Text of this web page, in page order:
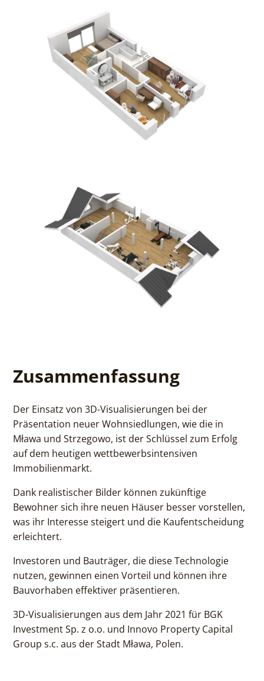
Zusammenfassung
Der Einsatz von 3D-Visualisierungen bei der
Präsentation neuer Wohnsiedlungen, wie die in
Mława und Strzegowo, ist der Schlüssel zum Erfolg
auf dem heutigen wettbewerbsintensiven
Immobilienmarkt.
Dank realistischer Bilder können zukünftige
Bewohner sich ihre neuen Häuser besser vorstellen,
was ihr Interesse steigert und die Kaufentscheidung
erleichtert.
Investoren und Bauträger, die diese Technologie
nutzen, gewinnen einen Vorteil und können ihre
Bauvorhaben effektiver präsentieren.
3D-Visualisierungen aus dem Jahr 2021 für BGK
Investment Sp. z o.o. und Innovo Property Capital
Group s.c. aus der Stadt Mława, Polen.